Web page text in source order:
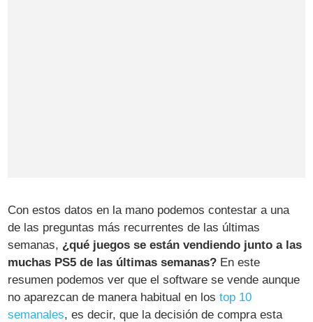
Con estos datos en la mano podemos contestar a una
de las preguntas más recurrentes de las últimas
semanas, ¿qué juegos se están vendiendo junto a las
muchas PS5 de las últimas semanas? En este
resumen podemos ver que el software se vende aunque
no aparezcan de manera habitual en lostop 10
semanales, es decir, que la decisión de compra esta